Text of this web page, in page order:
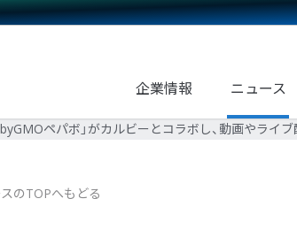
企業情報 ニュース
ペパボ」がカルビーとコラボし、動画やライ
のTOPへもどる